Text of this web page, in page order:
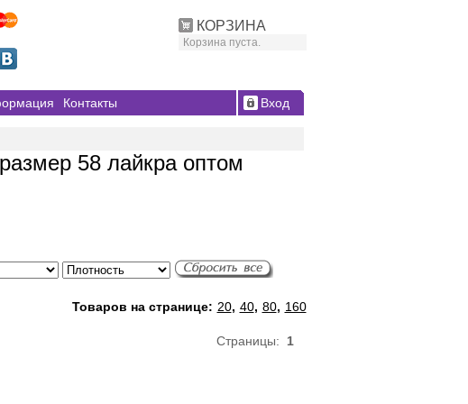
КОРЗИНА
Корзина пуста.
Контакты Вход
58 лайкра оптом
Товаров на странице: 20, 40, 80, 160
Страницы: 1